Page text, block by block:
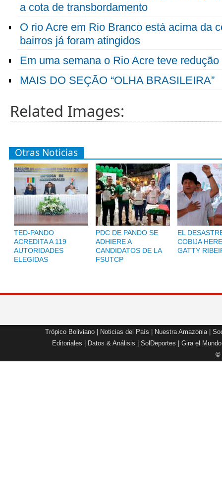
a cota de transbordamento
O rio Acre em Rio Branco está acima da
bairros já foram atingidos
Em uma semana o Rio Acre teve
MAIS DO SEÇÃO “OLHA BRASILEIRA”
Related Images:
Otras Noticias
TED-PANDO
ACREDITA A 119
AUTORIDADES
ELEGIDAS
PDC DE PANDO SE
ADHIERE A
CANDIDATOS DE LA
FSUTCP
EL
COBIJA
GATTY
Trópico Boliviano Noticias del País Nuestra Amazonia|
Editoriales
Datos & Análisis SolDeportes Gira el Mundo
©